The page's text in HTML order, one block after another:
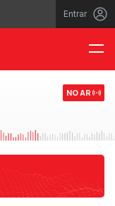
Entrar
NO AR